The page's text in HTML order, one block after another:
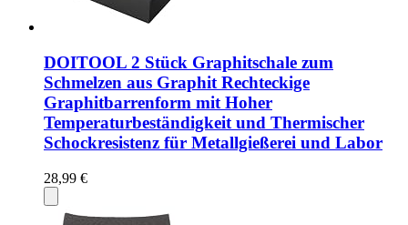
DOITOOL 2 Stück Graphitschale zum
Schmelzen aus Graphit Rechteckige
Graphitbarrenform mit Hoher
Temperaturbeständigkeit und Thermischer
Schockresistenz für Metallgießerei und Labor
28,99 €